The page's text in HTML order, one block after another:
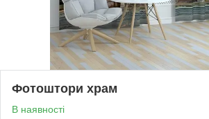
Фотоштори храм
В наявності